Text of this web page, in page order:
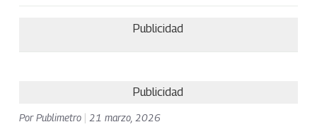
Publicidad
Publicidad
PorPublimetro 21 marzo, 2026